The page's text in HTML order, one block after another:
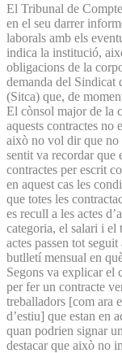
El Tribunal de
en el seu darrer
laborals amb els
indica la institució,
obligacions de la
demanda del Sindicat
(Sitca) que, de
El cònsol major de la
aquests contractes no
això no vol dir que no
sentit va recordar que
contractes per escrit
en aquest cas les
que totes les
es recull a les actes
categoria, el salari i
actes passen tot
butlletí mensual en
Segons va explicar el
per fer un contracte
treballadors [com ara
d’estiu] que estan en
quan podrien signar
destacar que això no